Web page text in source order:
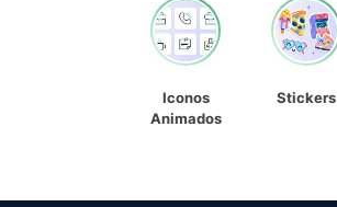
Iconos
Animados
Stickers